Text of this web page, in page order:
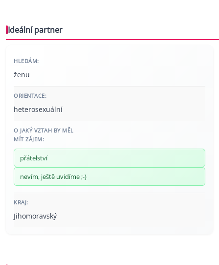
Ideální partner
HLEDÁM:
ženu
ORIENTACE:
heterosexuální
O JAKÝ VZTAH BY MĚL
MÍT ZÁJEM:
přátelství
nevím, ještě uvidíme ;-)
KRAJ:
Jihomoravský